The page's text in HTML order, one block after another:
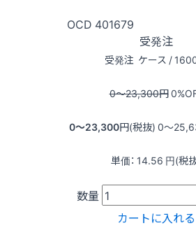
OCD 401679
受発注
受発注 ケース /
0〜23,300円0
0〜23,300円(税抜) 0〜
単価： 14.56 円(税
数量
カートに入れる